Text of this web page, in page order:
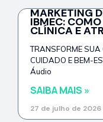
MARKETING
IBMEC:
CLÍNICA E
TRANSFORME SUA
CUIDADO E BEM-
Áudio
SAIBA MAIS »
27 de julho de 2026